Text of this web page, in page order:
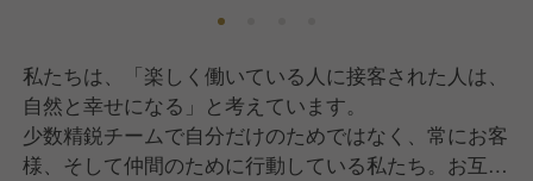
私たちは、「楽しく働いている人に接客された人は、
自然と幸せになる」と考えています。
少数精鋭チームで自分だけのためではなく、常にお客
様、そして仲間のために行動している私たち。お互い